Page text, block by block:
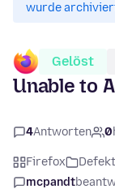
wurde
Gelöst
Unable to
4Antworten 0
Firefox
mcpandt